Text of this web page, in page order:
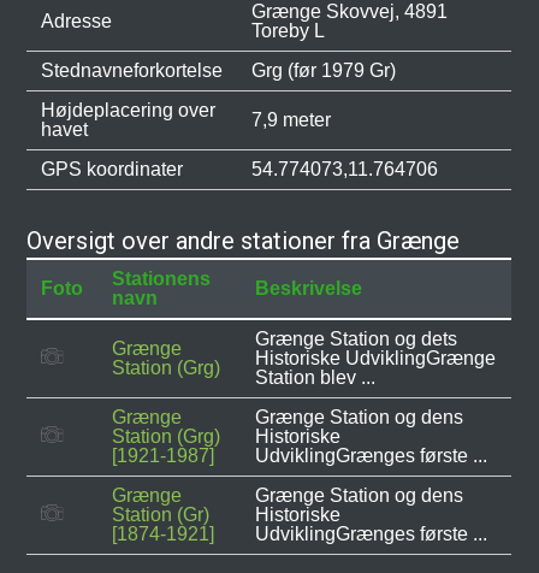
Adresse
Grænge Skovvej, 4891
Toreby L
Stednavneforkortelse
Grg (før 1979 Gr)
Højdeplacering over
havet
7,9 meter
GPS koordinater 54.774073,11.764706
Oversigt over andre stationer fra Grænge
Foto
Stationens
navn
Beskrivelse
Grænge
Station (Grg)
Grænge Station og dets
Historiske UdviklingGrænge
Station blev ...
Grænge
Station (Grg)
[1921-1987]
Grænge Station og dens
Historiske
UdviklingGrænges første ...
Grænge
Station (Gr)
[1874-1921]
Grænge Station og dens
Historiske
UdviklingGrænges første ...